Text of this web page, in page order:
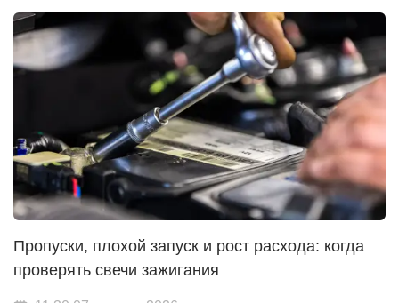
Пропуски, плохой запуск и рост расхода: когда
проверять свечи зажигания